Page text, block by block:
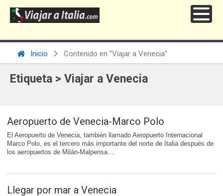
Inicio Contenido en "Viajar a Venecia"
Etiqueta > Viajar a Venecia
Aeropuerto de Venecia-Marco Polo
El Aeropuerto de Venecia, también llamado Aeropuerto Internacional
Marco Polo, es el tercero más importante del norte de Italia después de
los aeropuertos de Milán-Malpensa...
Llegar por mar a Venecia